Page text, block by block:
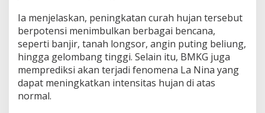
Ia menjelaskan, peningkatan curah hujan tersebut
berpotensi menimbulkan berbagai bencana,
seperti banjir, tanah longsor, angin puting beliung,
hingga gelombang tinggi. Selain itu, BMKG juga
memprediksi akan terjadi fenomena La Nina yang
dapat meningkatkan intensitas hujan di atas
normal.